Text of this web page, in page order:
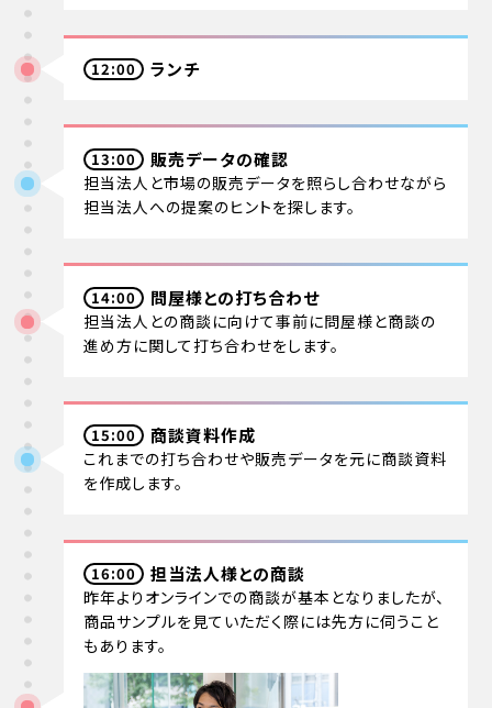
12:00 ランチ
13:00 販売データの確認
担当法人と市場の販売データを照らし合わせながら
担当法人への提案のヒントを探します。
14:00 問屋様との打ち合わせ
担当法人との商談に向けて事前に問屋様と商談の
進め方に関して打ち合わせをします。
15:00 商談資料作成
これまでの打ち合わせや販売データを元に商談資料
を作成します。
16:00 担当法人様との商談
昨年よりオンラインでの商談が基本となりましたが、
商品サンプルを見ていただく際には先方に伺うこと
もあります。